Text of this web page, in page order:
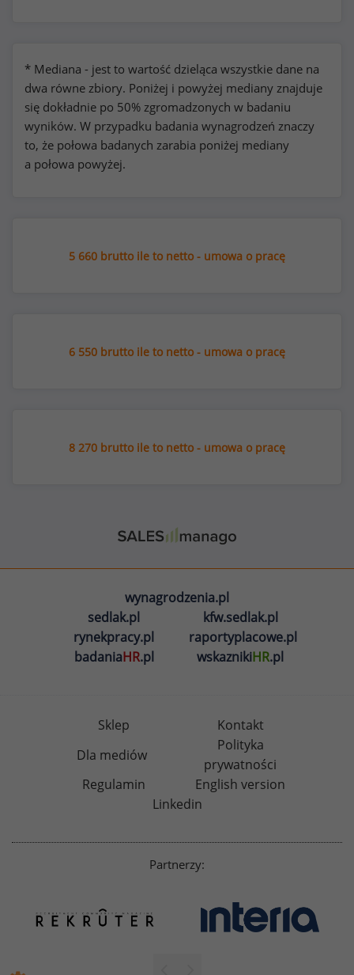
* Mediana - jest to wartość dzieląca wszystkie dane na
dwa równe zbiory. Poniżej i powyżej mediany znajduje
się dokładnie po 50% zgromadzonych w badaniu
wyników. W przypadku badania wynagrodzeń znaczy
to, że połowa badanych zarabia poniżej mediany
a połowa powyżej.
5 660 brutto ile to netto - umowa o pracę
6 550 brutto ile to netto - umowa o pracę
8 270 brutto ile to netto - umowa o pracę
wynagrodzenia.pl
sedlak.pl
kfw.sedlak.pl
rynekpracy.pl
raportyplacowe.pl
badaniaHR.pl wskaznikiHR.pl
Sklep
Kontakt
Dla mediów
Polityka
prywatności
Regulamin
English version
Linkedin
Partnerzy: